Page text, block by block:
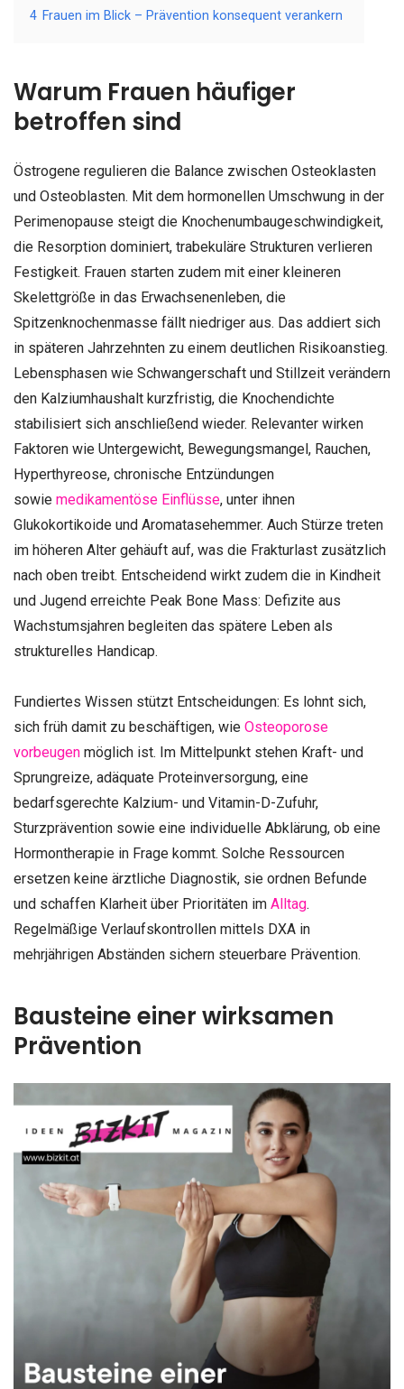
4 Frauen im Blick – Prävention konsequent verankern
Warum Frauen häufiger
betroffen sind
Östrogene regulieren die Balance zwischen Osteoklasten
und Osteoblasten. Mit dem hormonellen Umschwung in der
Perimenopause steigt die Knochenumbaugeschwindigkeit,
die Resorption dominiert, trabekuläre Strukturen verlieren
Festigkeit. Frauen starten zudem mit einer kleineren
Skelettgröße in das Erwachsenenleben, die
Spitzenknochenmasse fällt niedriger aus. Das addiert sich
in späteren Jahrzehnten zu einem deutlichen Risikoanstieg.
Lebensphasen wie Schwangerschaft und Stillzeit verändern
den Kalziumhaushalt kurzfristig, die Knochendichte
stabilisiert sich anschließend wieder. Relevanter wirken
Faktoren wie Untergewicht, Bewegungsmangel, Rauchen,
Hyperthyreose, chronische Entzündungen
sowie medikamentöse Einflüsse, unter ihnen
Glukokortikoide und Aromatasehemmer. Auch Stürze treten
im höheren Alter gehäuft auf, was die Frakturlast zusätzlich
nach oben treibt. Entscheidend wirkt zudem die in Kindheit
und Jugend erreichte Peak Bone Mass: Defizite aus
Wachstumsjahren begleiten das spätere Leben als
strukturelles Handicap.
Fundiertes Wissen stützt Entscheidungen: Es lohnt sich,
sich früh damit zu beschäftigen, wie Osteoporose
vorbeugen möglich ist. Im Mittelpunkt stehen Kraft- und
Sprungreize, adäquate Proteinversorgung, eine
bedarfsgerechte Kalzium- und Vitamin-D-Zufuhr,
Sturzprävention sowie eine individuelle Abklärung, ob eine
Hormontherapie in Frage kommt. Solche Ressourcen
ersetzen keine ärztliche Diagnostik, sie ordnen Befunde
und schaffen Klarheit über Prioritäten im Alltag.
Regelmäßige Verlaufskontrollen mittels DXA in
mehrjährigen Abständen sichern steuerbare Prävention.
Bausteine einer wirksamen
Prävention